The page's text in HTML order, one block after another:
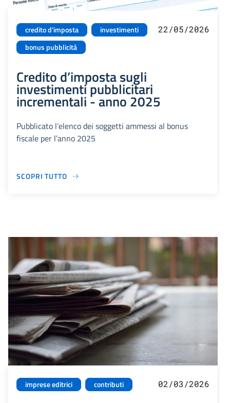
credito d'imposta
investimenti
bonus pubblicità
22/05/2026
Credito d’imposta sugli
investimenti pubblicitari
incrementali - anno 2025
Pubblicato l’elenco dei soggetti ammessi al bonus
fiscale per l’anno 2025
SCOPRI TUTTO
imprese editrici contributi 02/03/2026